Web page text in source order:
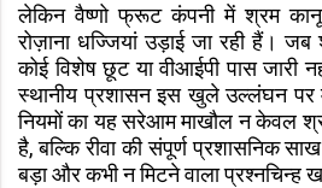
लेकिन वैष्णो फ्रूट कंपनी में श्रम
रोज़ाना धज्जियां उड़ाई जा रही हैं। जब
कोई विशेष छूट या वीआईपी पास जारी
स्थानीय प्रशासन इस खुले उल्लंघन पर
नियमों का यह सरेआम माखौल न केवल
है, बल्कि रीवा की संपूर्ण प्रशासनिक
बड़ा और कभी न मिटने वाला प्रश्नचिन्ह